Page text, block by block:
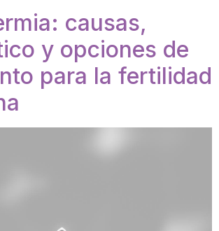
causas,
y opciones de
para la fertilidad